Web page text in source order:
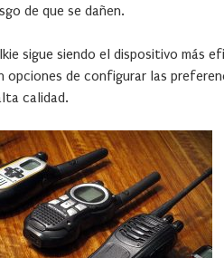
de que se dañen.
sigue siendo el dispositivo más
de configurar las
calidad.